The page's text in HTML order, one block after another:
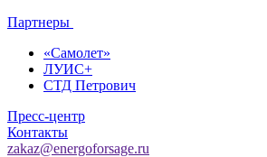
Партнеры
«Самолет»
ЛУИС+
СТД Петрович
Пресс-центр
Контакты
zakaz@energoforsage.ru